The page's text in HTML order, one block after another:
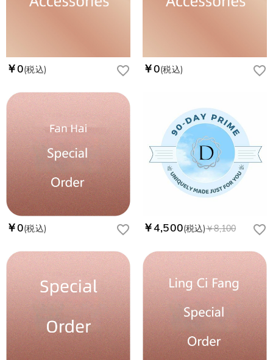
￥0(税込) ￥0(税込)
￥0(税込) ￥4,500(税込)￥8,100